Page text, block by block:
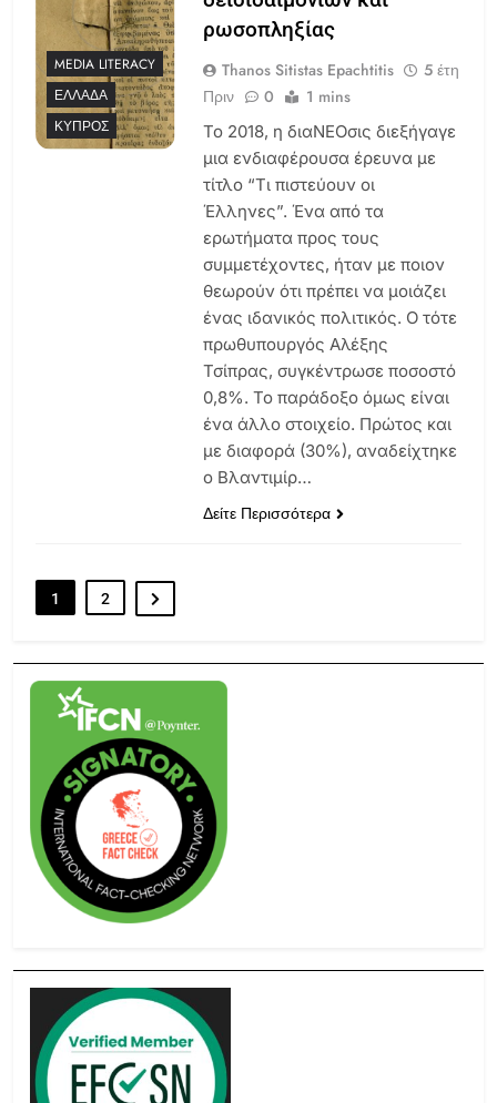
MEDIA LITERACY
ΕΛΛΆΔΑ
ΚΎΠΡΟΣ
ρωσοπληξίας
Thanos Sitistas Epachtitis
5 έτη
Πριν
0 1 mins
Το 2018, η διαΝΕΟσις διεξήγαγε
μια ενδιαφέρουσα έρευνα με
τίτλο “Τι πιστεύουν οι
Έλληνες”. Ένα από τα
ερωτήματα προς τους
συμμετέχοντες, ήταν με ποιον
θεωρούν ότι πρέπει να μοιάζει
ένας ιδανικός πολιτικός. Ο τότε
πρωθυπουργός Αλέξης
Τσίπρας, συγκέντρωσε ποσοστό
0,8%. Το παράδοξο όμως είναι
ένα άλλο στοιχείο. Πρώτος και
με διαφορά (30%), αναδείχτηκε
ο Βλαντιμίρ…
Δείτε Περισσότερα
1 2